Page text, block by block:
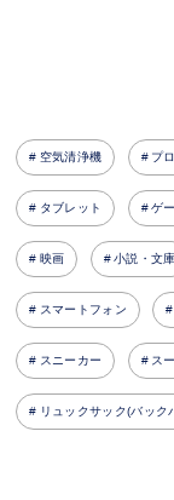
空気清浄機 プ
タブレット ゲ
映画 小説・文庫
スマートフォン
スニーカー ス
リュックサック(バック